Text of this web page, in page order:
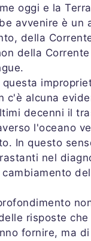
oggi e la
avvenire è un
della
della
c'è alcuna
decenni il
l'oceano
In questo
nel
risposte
fornire, ma